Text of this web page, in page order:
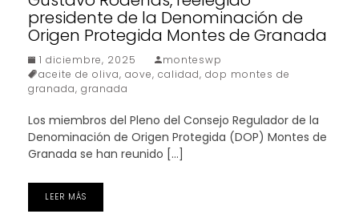
presidente de la Denominación de
Origen Protegida Montes de Granada
1 diciembre, 2025
monteswp
aceite de oliva, aove, calidad, dop montes de
granada, granada
Los miembros del Pleno del Consejo Regulador de la
Denominación de Origen Protegida (DOP) Montes de
Granada se han reunido […]
LEER MÁS